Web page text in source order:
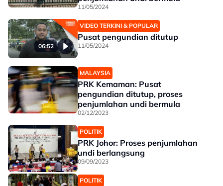
11/05/2024
06:52
VIDEO TERKINI & POPULAR
Pusat pengundian ditutup
11/05/2024
MALAYSIA
PRK Kemaman: Pusat
pengundian ditutup, proses
penjumlahan undi bermula
02/12/2023
POLITIK
PRK Johor: Proses penjumlahan
undi berlangsung
09/09/2023
POLITIK